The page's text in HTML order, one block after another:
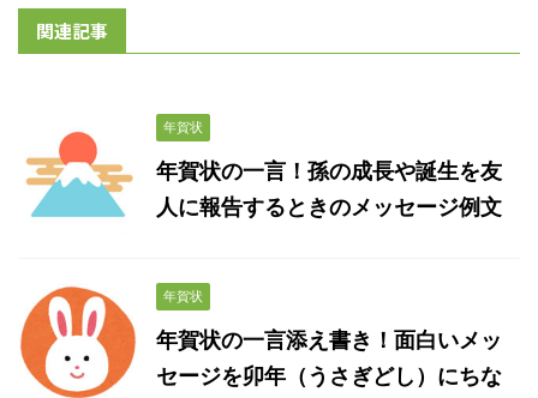
関連記事
年賀状
年賀状の一言！孫の成長や誕生を友
人に報告するときのメッセージ例文
年賀状
年賀状の一言添え書き！面白いメッ
セージを卯年（うさぎどし）にちな